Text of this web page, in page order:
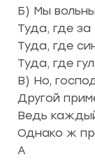
Б) Мы
Туда, где за
Туда, где
Туда, где
В) Но,
Другой
Ведь
Однако ж
А